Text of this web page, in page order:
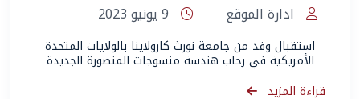
ادارة الموقع
استقبال وفد من جامعة نورث كارولاينا بالولايات المتحدة
الأمريكية في رحاب هندسة منسوجات المنصورة الجديدة
قراءة المزيد